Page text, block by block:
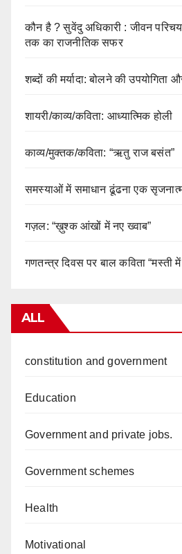
कौन है ? सुवेंदु अधिकारी : जीवन
तक का राजनीतिक सफर
शब्दों की मर्यादा: बोलने की
शायरी/काव्य/कविता: आध्यात्मिक होली
काव्य/मुक्तक/कविता: “ऋतु राज बसंत”
समस्याओं में समाधान ढूंढना एक
गज़ल: “ख़ुश्क आंखों में नए ख्वाब”
गणतन्त्र दिवस पर बाल कविता “मस्ती
ALL
constitution and government
Education
Government and private jobs.
Government schemes
Health
Motivational